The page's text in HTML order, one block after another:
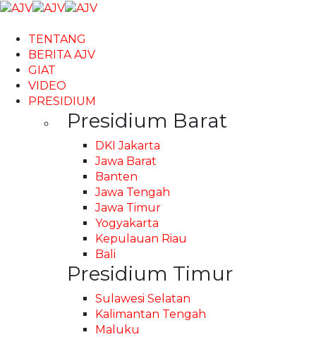
TENTANG
BERITA AJV
GIAT
VIDEO
PRESIDIUM
Presidium Barat
DKI Jakarta
Jawa Barat
Banten
Jawa Tengah
Jawa Timur
Yogyakarta
Kepulauan Riau
Bali
Presidium Timur
Sulawesi Selatan
Kalimantan Tengah
Maluku